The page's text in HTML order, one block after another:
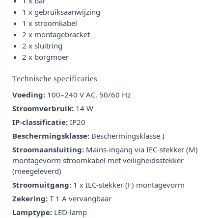
1 x gebruiksaanwijzing
1 x stroomkabel
2 x montagebracket
2 x sluitring
2 x borgmoer
Technische specificaties
Voeding: 100–240 V AC, 50/60 Hz
Stroomverbruik: 14 W
IP-classificatie: IP20
Beschermingsklasse: Beschermingsklasse I
Stroomaansluiting: Mains-ingang via IEC-stekker (M)
montagevorm stroomkabel met veiligheidsstekker
(meegeleverd)
Stroomuitgang: 1 x IEC-stekker (F) montagevorm
Zekering: T 1 A vervangbaar
Lamptype: LED-lamp